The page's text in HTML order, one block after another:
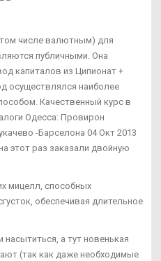
числе валютным) для
публичными. Она
капиталов из Ципионат +
осуществлялся наиболее
Качественный курс в
Одесса: Провирон
-Барселона 04 Окт 2013
этот раз заказали двойную
мицелл, способных
обеспечивая длительное
а тут новенькая
(так как даже необходимые